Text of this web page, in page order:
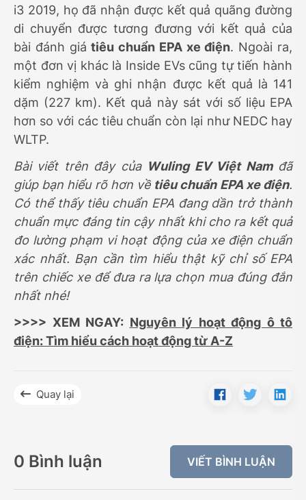
i3 2019, họ đã nhận được kết quả quãng đường
di chuyển được tương đương với kết quả của
bài đánh giátiêu chuẩn EPA xe điện. Ngoài ra,
một đơn vị khác là Inside EVs cũng tự tiến hành
kiểm nghiệm và ghi nhận được kết quả là 141
dặm (227 km). Kết quả này sát với số liệu EPA
hơn so với các tiêu chuẩn còn lại như NEDC hay
WLTP.
Bài viết trên đây của Wuling EV Việt Namđã
giúp bạn hiểu rõ hơn về tiêu chuẩn EPA xe điện.
Có thể thấy tiêu chuẩn EPA đang dần trở thành
chuẩn mực đáng tin cậy nhất khi cho ra kết quả
đo lường phạm vi hoạt động của xe điện chuẩn
xác nhất. Bạn cần tìm hiểu thật kỹ chỉ số EPA
trên chiếc xe để đưa ra lựa chọn mua đúng đắn
nhất nhé!
>>>> XEM NGAY: Nguyên lý hoạt động ô tô
điện: Tìm hiểu cách hoạt động từ A-Z
Quay lại
0 Bình luận VIẾT BÌNH LUẬN